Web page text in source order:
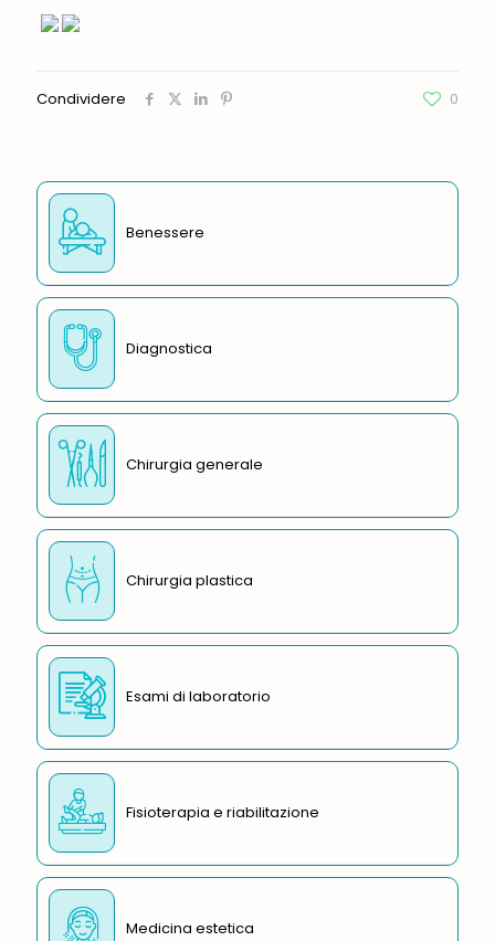
Condividere 0
Benessere
Diagnostica
Chirurgia generale
Chirurgia plastica
Esami di laboratorio
Fisioterapia e riabilitazione
Medicina estetica